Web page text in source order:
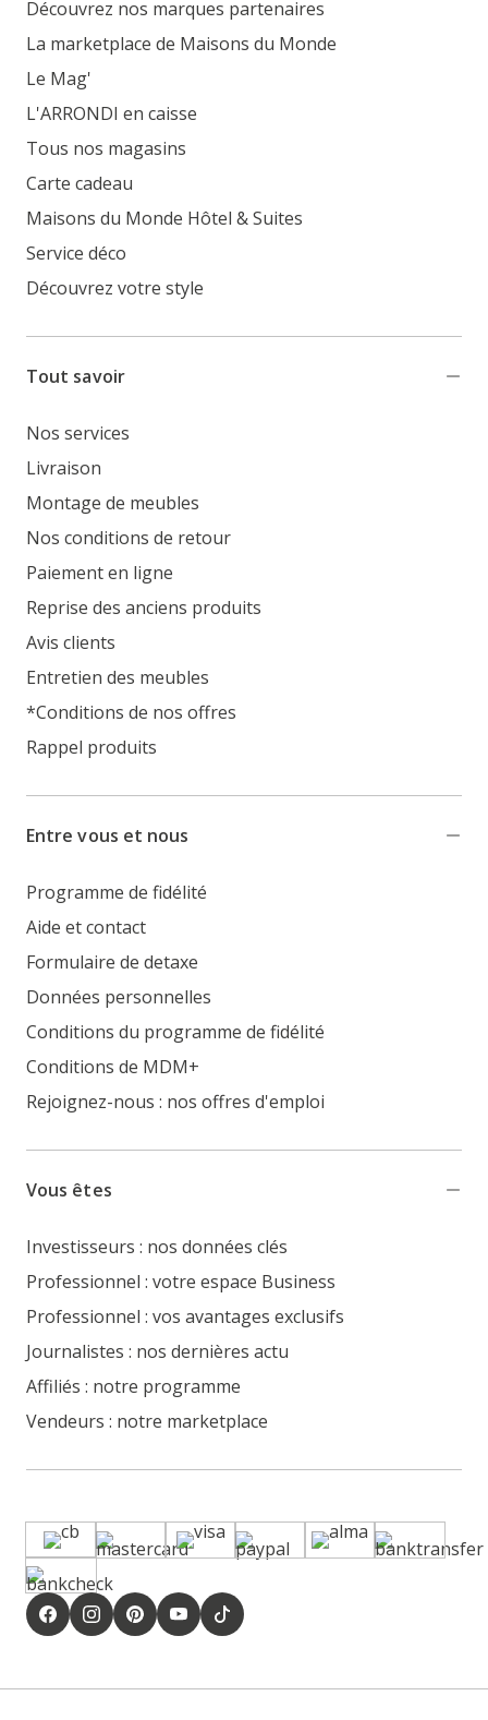
Découvrez nos marques partenaires
La marketplace de Maisons du Monde
Le Mag'
L'ARRONDI en caisse
Tous nos magasins
Carte cadeau
Maisons du Monde Hôtel & Suites
Service déco
Découvrez votre style
Tout savoir
Nos services
Livraison
Montage de meubles
Nos conditions de retour
Paiement en ligne
Reprise des anciens produits
Avis clients
Entretien des meubles
*Conditions de nos offres
Rappel produits
Entre vous et nous
Programme de fidélité
Aide et contact
Formulaire de detaxe
Données personnelles
Conditions du programme de fidélité
Conditions de MDM+
Rejoignez-nous : nos offres d'emploi
Vous êtes
Investisseurs : nos données clés
Professionnel : votre espace Business
Professionnel : vos avantages exclusifs
Journalistes : nos dernières actu
Affiliés : notre programme
Vendeurs : notre marketplace